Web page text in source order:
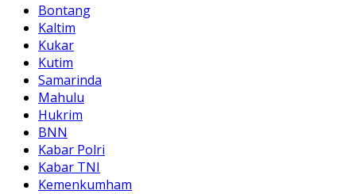
Bontang
Kaltim
Kukar
Kutim
Samarinda
Mahulu
Hukrim
BNN
Kabar Polri
Kabar TNI
Kemenkumham